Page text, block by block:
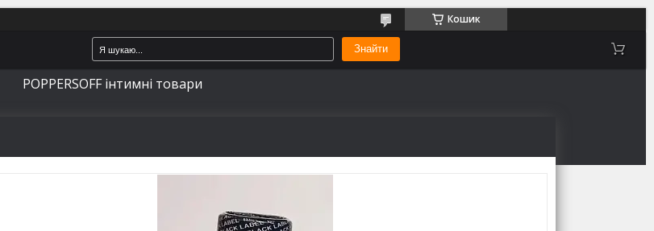
Кошик
Знайти
POPPERSOFF інтимні товари